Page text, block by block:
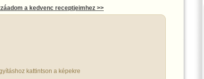
a kedvenc receptjeimhez >>
kattintson a képekre